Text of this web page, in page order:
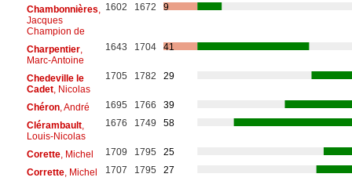
Chambonnières
Jacques
Champion de
1602 1672 9
Charpentier,
Marc-Antoine
1643 1704 41
Chedeville le
Cadet, Nicolas
1705 1782 29
Chéron, André 1695 1766
39
Clérambault,
Louis-Nicolas
1676 1749 58
Corette, Michel 1709 1795
25
Corrette, Michel 1707 1795
27